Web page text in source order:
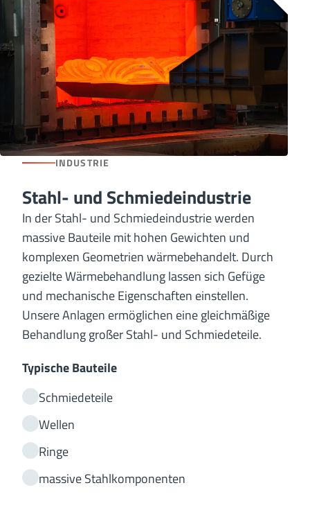
INDUSTRIE
Stahl- und Schmiedeindustrie
In der Stahl- und Schmiedeindustrie werden
massive Bauteile mit hohen Gewichten und
komplexen Geometrien wärmebehandelt. Durch
gezielte Wärmebehandlung lassen sich Gefüge
und mechanische Eigenschaften einstellen.
Unsere Anlagen ermöglichen eine gleichmäßige
Behandlung großer Stahl- und Schmiedeteile.
Typische Bauteile
Schmiedeteile
Wellen
Ringe
massive Stahlkomponenten